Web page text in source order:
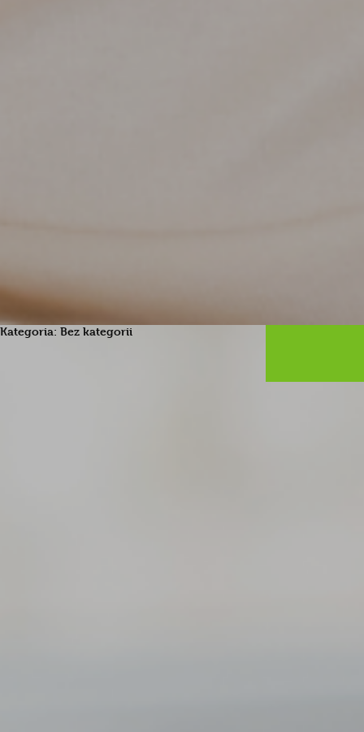
Kategoria: Bez kategorii